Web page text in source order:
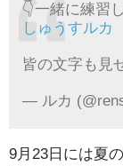
👇一緒に練習
しゅうすルカ
皆の文字も見
— ルカ
9月23日には夏